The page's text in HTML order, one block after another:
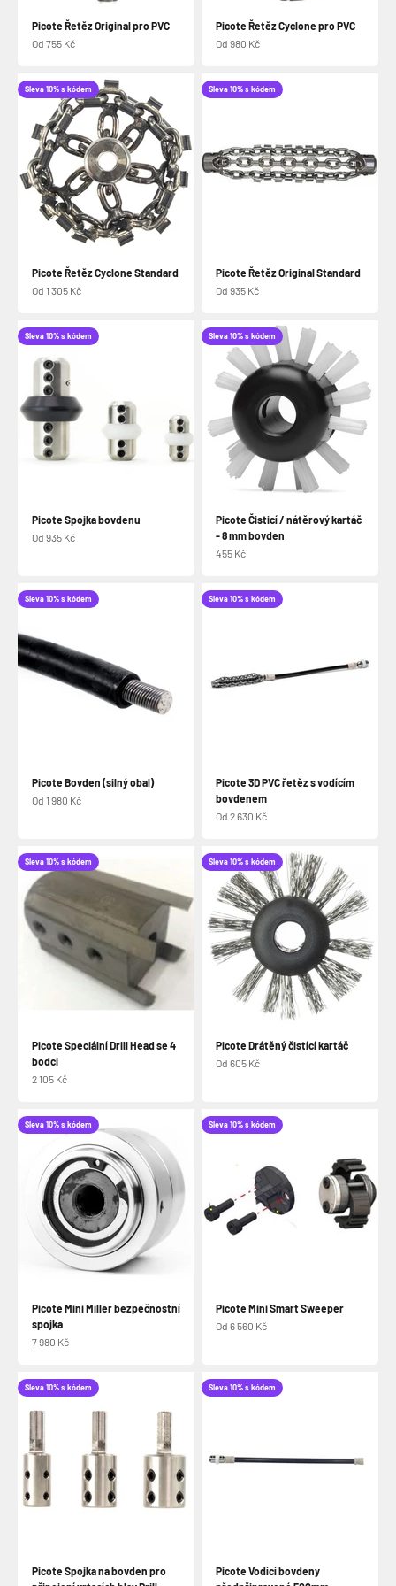
Picote Řetěz Original pro PVC
Prodejní cena
Od 755 Kč
Picote Řetěz Cyclone pro PVC
Prodejní cena
Od 980 Kč
Sleva 10% s kódem
Picote Řetěz Cyclone Standard
Prodejní cena
Od 1 305 Kč
Sleva 10% s kódem
Picote Řetěz Original Standard
Prodejní cena
Od 935 Kč
Sleva 10% s kódem
Picote Spojka bovdenu
Prodejní cena
Od 935 Kč
Sleva 10% s kódem
Picote Čisticí / nátěrový kartáč
- 8 mm bovden
Prodejní cena
455 Kč
Sleva 10% s kódem
Picote Bovden (silný obal)
Prodejní cena
Od 1 980 Kč
Sleva 10% s kódem
Picote 3D PVC řetěz s vodícím
bovdenem
Prodejní cena
Od 2 630 Kč
Sleva 10% s kódem
Picote Speciální Drill Head se 4
bodci
Prodejní cena
2 105 Kč
Sleva 10% s kódem
Picote Drátěný čistící kartáč
Prodejní cena
Od 605 Kč
Sleva 10% s kódem
Picote Mini Miller bezpečnostní
spojka
Prodejní cena
7 980 Kč
Sleva 10% s kódem
Picote Mini Smart Sweeper
Prodejní cena
Od 6 560 Kč
Sleva 10% s kódem
Picote Spojka na bovden pro
Sleva 10% s kódem
Picote Vodící bovdeny